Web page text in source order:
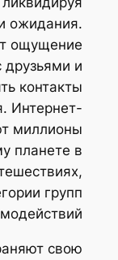
ожидания.
ощущение
друзьями и
контакты
Интернет-
миллионы
планете в
групп
свою